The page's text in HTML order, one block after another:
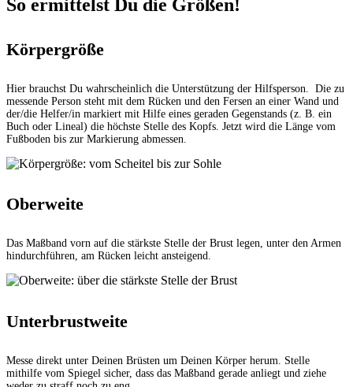
So ermittelst Du die Größen!
Körpergröße
Hier brauchst Du wahrscheinlich die Unterstützung der Hilfsperson. Die zu
messende Person steht mit dem Rücken und den Fersen an einer Wand und
der/die Helfer/in markiert mit Hilfe eines geraden Gegenstands (z. B. ein
Buch oder Lineal) die höchste Stelle des Kopfs. Jetzt wird die Länge vom
Fußboden bis zur Markierung abmessen.
Oberweite
Das Maßband vorn auf die stärkste Stelle der Brust legen, unter den Armen
hindurchführen, am Rücken leicht ansteigend.
Unterbrustweite
Messe direkt unter Deinen Brüsten um Deinen Körper herum. Stelle
mithilfe vom Spiegel sicher, dass das Maßband gerade anliegt und ziehe